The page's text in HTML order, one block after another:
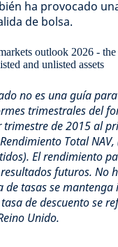
ha provocado
de bolsa.
no es una guía
trimestrales del
de 2015 al
Total NAV,
El rendimiento
futuros. No
de tasas se mantenga
de descuento se
Unido.